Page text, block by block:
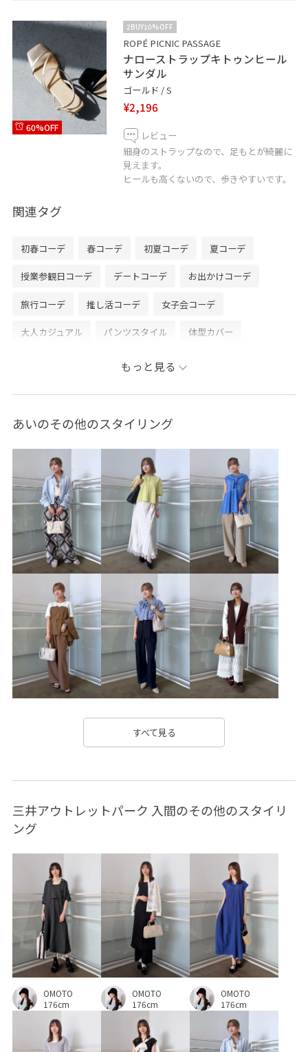
60%OFF
2BUY10%OFF
ROPÉ PICNIC PASSAGE
ナローストラップキトゥンヒール
サンダル
ゴールド / S
¥2,196
レビュー
細身のストラップなので、足もとが綺麗に
見えます。
ヒールも高くないので、歩きやすいです。
関連タグ
初春コーデ 春コーデ 初夏コーデ 夏コーデ
授業参観日コーデ デートコーデ お出かけコーデ
旅行コーデ 推し活コーデ 女子会コーデ
大人カジュアル パンツスタイル 体型カバー
カジュアルコーデ
低身長 トップス ニット/セーター
シューズ サンダル GDK16650 GDM16660
GDS16220 GIA15190 GIX16120
2025サンダル_pickup 25AW20 26mother'sday
26RPUVCARE 26SS10 26SS10r 26SS15 26SS20
26SS20dp 26SSRPgoods
26SSRP羽織り 26SS_エアリーリネンライク
26SSエアリーリネンライク 26SSシャーベットニット
2BUY10%OFF対象商品 2WAYで使える checkshaggy_l4
RP25SS RP25SSPREORDER RP25ssサンダル
RP26SS_goods RP26SS_サマーニット
ちゃんとプラスかわいい保証 アプリコット
ウエスト切り替え オーバーサイズ カラーニット
カードケース
シアー素材
ショート丈 ジーンズ スカーフ スクエアトゥ
スクエアヒール スタイルアップ スッキリ
ストラップ セットアップ対象商品 タイト
デコルテがきれい トレンド トートバッグ ドライ
ドライタッチ ナイロン ニット ヌーディー
ハイウエスト ハンドバッグ バランスが良い
もっと見る
あいのその他のスタイリング
すべて見る
三井アウトレットパーク 入間のその他のスタイリ
ング
OMOTO
176cm
OMOTO
176cm
OMOTO
176cm